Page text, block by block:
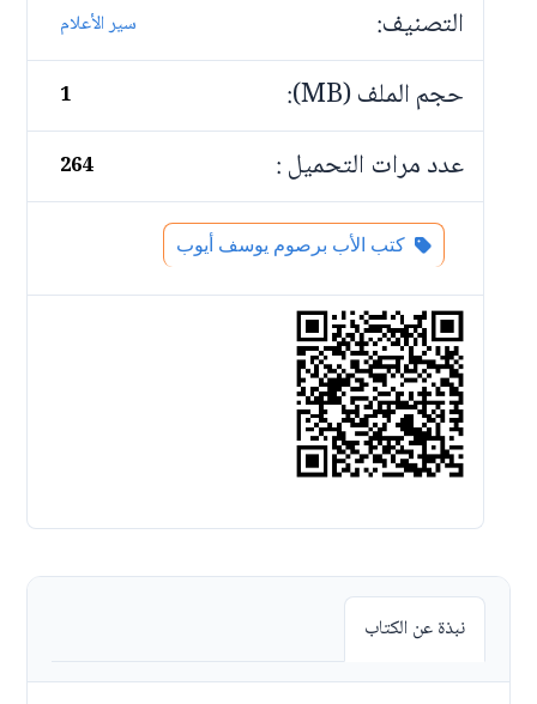
التصنيف: سير الأعلام
حجم الملف (MB): 1
عدد مرات التحميل : 264
كتب الأب برصوم يوسف أيوب
نبذة عن الكتاب